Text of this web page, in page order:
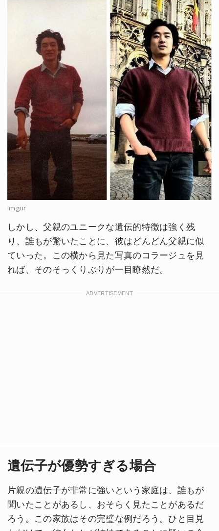
Imgur
しかし、父親のユニークな遺伝的特徴は強く残
り、誰もが驚いたことに、彼はどんどん父親に似
ていった。この横から見た写真のコラージュを見
れば、そのそっくりぶりが一目瞭然だ。
遺伝子が優勢すぎる場合
片親の遺伝子が非常に強いという家庭は、誰もが
聞いたことがあるし、おそらく見たことがあるだ
ろう。この家族はその完璧な例だろう。ひと目見